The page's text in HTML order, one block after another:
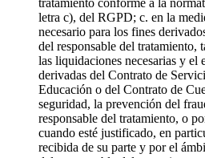
letra c), del RGPD; c. en la
necesario para los fines
del responsable del tratamiento,
las liquidaciones necesarias y el
derivadas del Contrato de
Educación o del Contrato de
seguridad, la prevención del
responsable del tratamiento, o
cuando esté justificado, en
recibida de su parte y por el